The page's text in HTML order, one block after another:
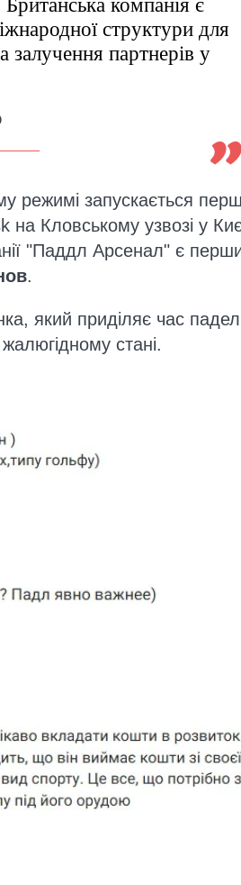
компанія є
структури для
залучення партнерів у
режимі запускається
на Кловському узвозі у
"Паддл Арсенал" є
.
який приділяє час
стані.